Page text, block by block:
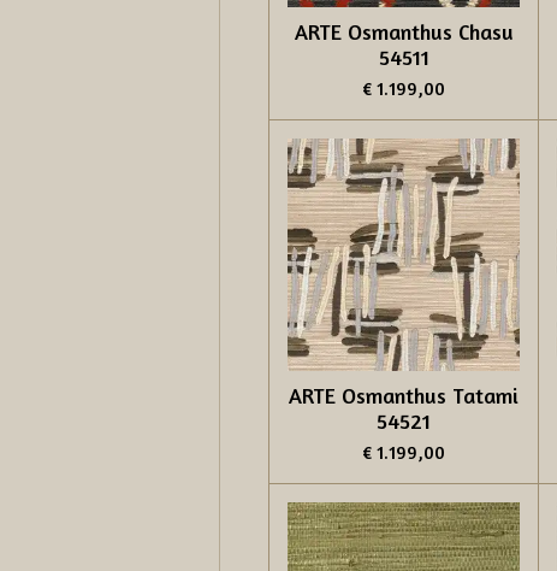
ARTE Osmanthus Chasu
54511
€ 1.199,00
ARTE Osmanthus Tatami
54521
€ 1.199,00